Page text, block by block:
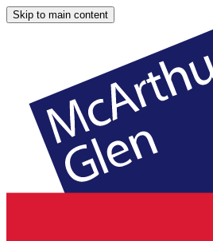
Skip to main content